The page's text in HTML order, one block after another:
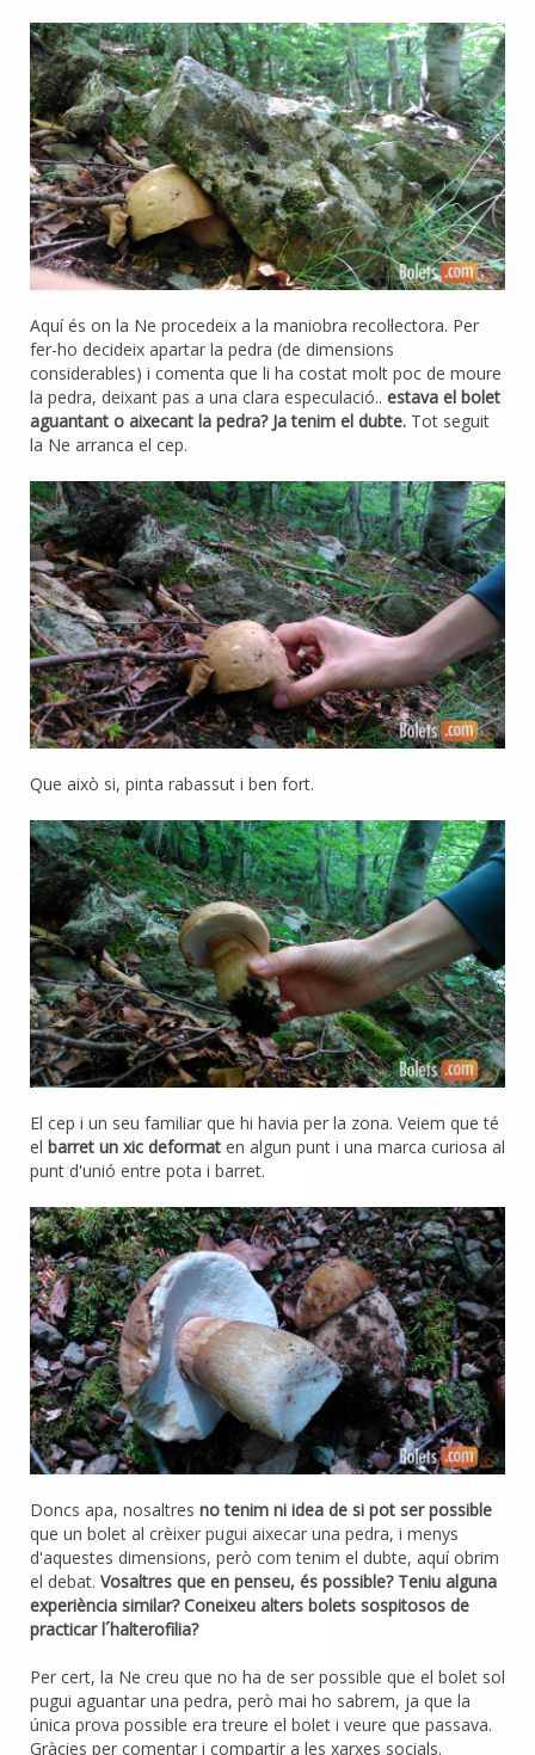
Aquí és on la Ne procedeix a la maniobra recol·lectora. Per
fer-ho decideix apartar la pedra (de dimensions
considerables) i comenta que li ha costat molt poc de moure
la pedra, deixant pas a una clara especulació.. estava el bolet
aguantant o aixecant la pedra? Ja tenim el dubte. Tot seguit
la Ne arranca el cep.
Que això si, pinta rabassut i ben fort.
El cep i un seu familiar que hi havia per la zona. Veiem que té
el barret un xic deformat en algun punt i una marca curiosa al
punt d'unió entre pota i barret.
Doncs apa, nosaltres no tenim ni idea de si pot ser possible
que un bolet al crèixer pugui aixecar una pedra, i menys
d'aquestes dimensions, però com tenim el dubte, aquí obrim
el debat. Vosaltres que en penseu, és possible? Teniu alguna
experiència similar? Coneixeu alters bolets sospitosos de
practicar l´halterofilia?
Per cert, la Ne creu que no ha de ser possible que el bolet sol
pugui aguantar una pedra, però mai ho sabrem, ja que la
única prova possible era treure el bolet i veure que passava.
Gràcies per comentar i compartir a les xarxes socials.